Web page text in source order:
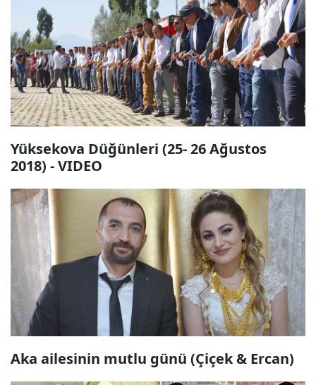
Yüksekova Düğünleri (25- 26 Ağustos
2018) - VIDEO
Aka ailesinin mutlu günü (Çiçek & Ercan)